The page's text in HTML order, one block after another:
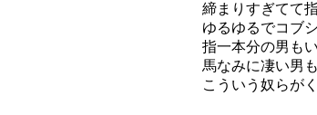
締まりすぎてて
ゆるゆるでコブ
指一本分の男も
馬なみに凄い男
こういう奴らが